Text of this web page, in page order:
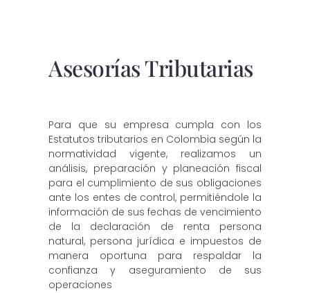
Asesorías Tributarias
Para que su empresa cumpla con los
Estatutos tributarios en Colombia según la
normatividad vigente, realizamos un
análisis, preparación y planeación fiscal
para el cumplimiento de sus obligaciones
ante los entes de control, permitiéndole la
información de sus fechas de vencimiento
de la declaración de renta persona
natural, persona jurídica e impuestos de
manera oportuna para respaldar la
confianza y aseguramiento de sus
operaciones